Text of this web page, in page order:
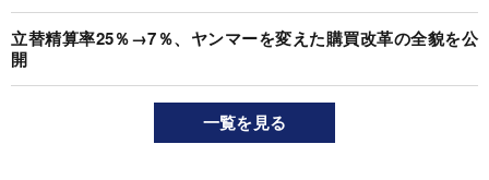
立替精算率25％→7％、ヤンマーを変えた購買改革の全貌を公
開
一覧を見る